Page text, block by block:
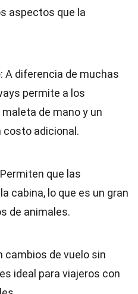
aspectos que la
: A diferencia de muchas
permite a los
de mano y un
costo adicional.
que las
cabina, lo que es un gran
de animales.
cambios de vuelo sin
ideal para viajeros con